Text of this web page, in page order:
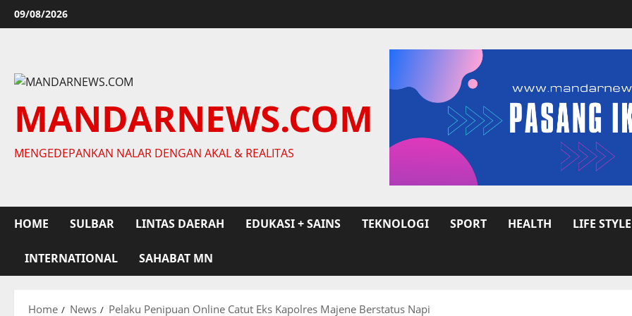
Skip
to
09/08/2026
MANDARNEWS.COM
MENGEDEPANKAN NALAR DENGAN AKAL & REALITAS
HOME SULBAR LINTAS DAERAH EDUKASI + SAINS TEKNOLOGI SPORT HEALTH LIFE STYLE
INTERNATIONAL SAHABAT MN
Home News Pelaku Penipuan Online Catut Eks Kapolres Majene Berstatus Napi